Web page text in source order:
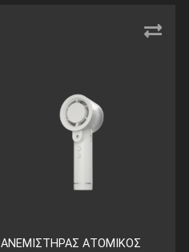
ΑΝΕΜΙΣΤΗΡΑΣ ΑΤΟΜΙΚΟΣ